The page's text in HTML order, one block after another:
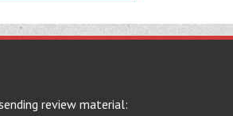
review material: